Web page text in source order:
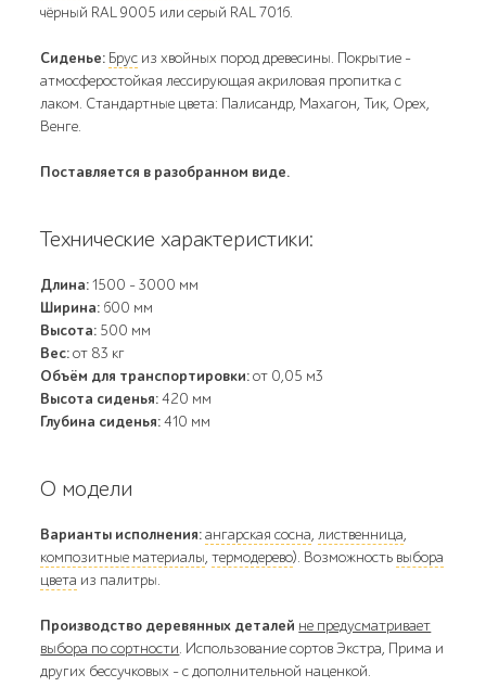
чёрный RAL 9005 или серый RAL 7016.
Сиденье: Брус из хвойных пород древесины. Покрытие -
атмосферостойкая лессирующая акриловая пропитка с
лаком. Стандартные цвета: Палисандр, Махагон, Тик, Орех,
Венге.
Поставляется в разобранном виде.
Технические характеристики:
Длина:1500 - 3000 мм
Ширина: 600 мм
Высота: 500 мм
Вес:от 83 кг
Объём для транспортировки:от 0,05 м3
Высота сиденья:420 мм
Глубина сиденья:410 мм
О модели
Варианты исполнения:ангарская сосна,лиственница,
композитные материалы,термодерево). Возможность выбора
цвета из палитры.
Производство деревянных деталей не предусматривает
выбора по сортности. Использование сортов Экстра, Прима и
других бессучковых - с дополнительной наценкой.